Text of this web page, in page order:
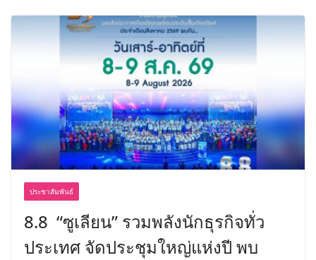
ประชาสัมพันธ์
8.8 “ซูเลียน” รวมพลังนักธุรกิจทั่ว
ประเทศ จัดประชุมใหญ่แห่งปี พบ